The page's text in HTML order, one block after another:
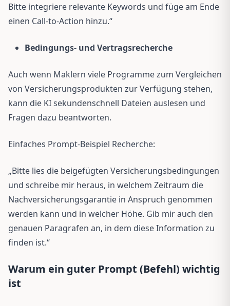
Bitte integriere relevante Keywords und füge am Ende
einen Call-to-Action hinzu.“
Bedingungs- und Vertragsrecherche
Auch wenn Maklern viele Programme zum Vergleichen
von Versicherungsprodukten zur Verfügung stehen,
kann die KI sekundenschnell Dateien auslesen und
Fragen dazu beantworten.
Einfaches Prompt-Beispiel Recherche:
„Bitte lies die beigefügten Versicherungsbedingungen
und schreibe mir heraus, in welchem Zeitraum die
Nachversicherungsgarantie in Anspruch genommen
werden kann und in welcher Höhe. Gib mir auch den
genauen Paragrafen an, in dem diese Information zu
finden ist.“
Warum ein guter Prompt (Befehl) wichtig
ist